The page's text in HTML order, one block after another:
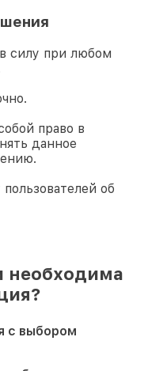
силу при любом
право в
данное
об
необходима
с выбором